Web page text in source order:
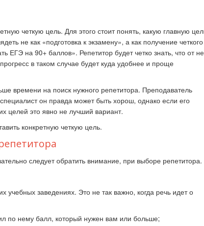
четкую цель. Для этого стоит понять, какую главную
не как «подготовка к экзамену», а как получение четкого
ЕГЭ на 90+ баллов». Репетитор будет четко знать, что от
в таком случае будет куда удобнее и проще
времени на поиск нужного репетитора. Преподаватель
он правда может быть хорош, однако если его
целей это явно не лучший вариант.
следует обратить внимание, при выборе репетитора.
учебных заведениях. Это не так важно, когда речь идет о
по нему балл, который нужен вам или больше;